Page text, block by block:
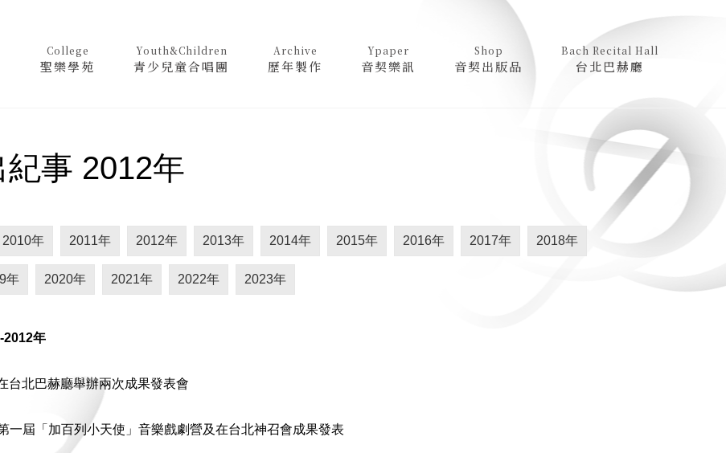
College
聖樂學苑
Youth&Children
青少兒童合唱團
Archive
歷年製作
Ypaper
音契樂訊
Shop
音契出版品
Bach Recital Hall
台北巴赫廳
紀事 2012年
2010年 2011年 2012年 2013年 2014年 2015年 2016年 2017年 2018年
年 2020年 2021年 2022年 2023年
2012年
台北巴赫廳舉辦兩次成果發表會
一屆「加百列小天使」音樂戲劇營及在台北神召會成果發表